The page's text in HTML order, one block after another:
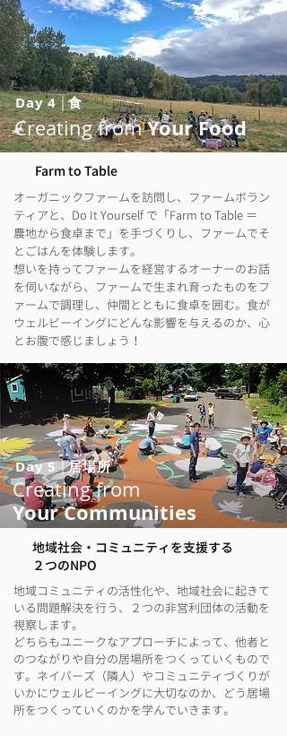
Creating fromYour Food
Day 4|食
Farm to Table
オーガニックファームを訪問し、ファームボラン
ティアと、Do It Yourself で「Farm to Table ＝
農地から食卓まで」を手づくりし、ファームでそ
とごはんを体験します。
想いを持ってファームを経営するオーナーのお話
を伺いながら、ファームで生まれ育ったものをフ
ァームで調理し、仲間とともに食卓を囲む。食が
ウェルビーイングにどんな影響を与えるのか、心
とお腹で感じましょう！
Creating from
Your Communities
Day 5|居場所
地域社会・コミュニティを支援する
２つのNPO
地域コミュニティの活性化や、地域社会に起きて
いる問題解決を行う、２つの非営利団体の活動を
視察します。
どちらもユニークなアプローチによって、他者と
のつながりや自分の居場所をつくっていくもので
す。ネイバーズ（隣人）やコミュニティづくりが
いかにウェルビーイングに大切なのか、どう居場
所をつくっていくのかを学んでいきます。